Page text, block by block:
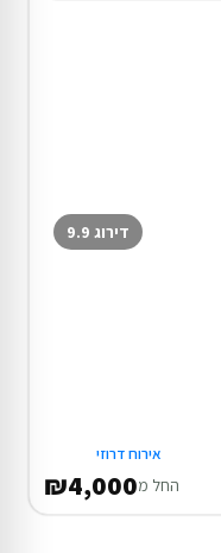
דירוג 9.9
אירוח דרוזי
החל מ₪4,000